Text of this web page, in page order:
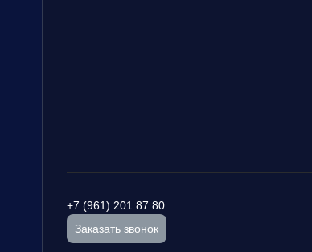
+7 (961) 201 87 80
Заказать звонок